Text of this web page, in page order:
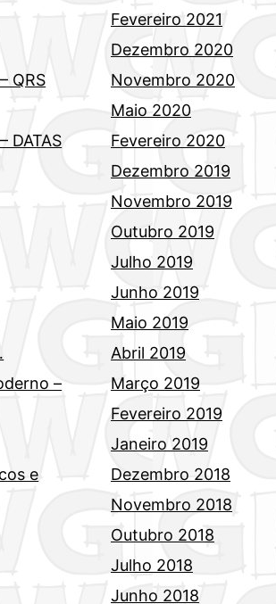
QRS
DATAS
–
e
Fevereiro 2021
Dezembro 2020
Novembro 2020
Maio 2020
Fevereiro 2020
Dezembro 2019
Novembro 2019
Outubro 2019
Julho 2019
Junho 2019
Maio 2019
Abril 2019
Março 2019
Fevereiro 2019
Janeiro 2019
Dezembro 2018
Novembro 2018
Outubro 2018
Julho 2018
Junho 2018